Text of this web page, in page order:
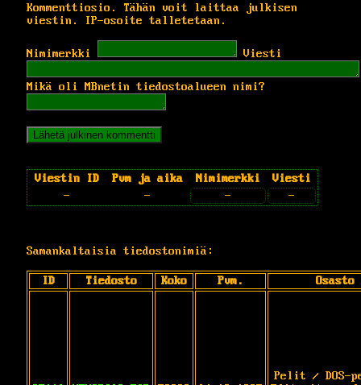
Kommenttiosio. Tähän voit laittaa julkisen
viestin. IP-osoite talletetaan.
Nimimerkki Viesti
Mikä oli MBnetin tiedostoalueen nimi?
Viestin ID Pvm ja aika Nimimerkki
Viesti
-
- - -
Samankaltaisia tiedostonimiä:
ID Tiedosto Koko Pvm. Osasto
Pelit /